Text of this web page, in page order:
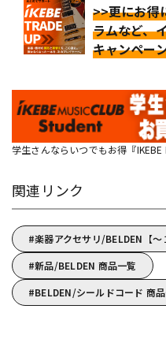
>>更にお得
ラムなど、
キャンペー
学生さんならいつでもお得『IKEBE
関連リンク
楽器アクセサリ/BELDEN【
新品/BELDEN 商品一覧
BELDEN/シールドコード 商